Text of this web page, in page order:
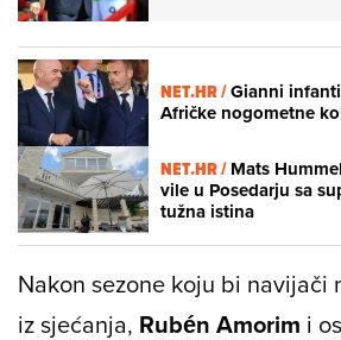
NET.HR /Gianni
Afričke nogometne
NET.HR /Mats
vile u Posedarju sa
tužna istina
Nakon sezone koju bi navijači
iz sjećanja, Rubén Amorim i